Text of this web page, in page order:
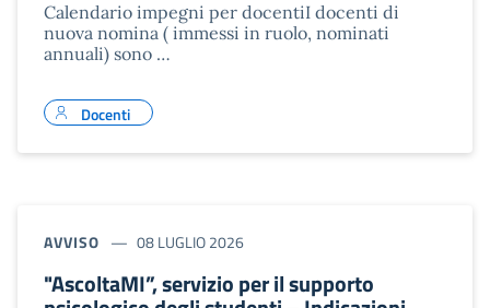
Calendario impegni per docentiI docenti di
nuova nomina ( immessi in ruolo, nominati
annuali) sono …
Docenti
AVVISO 08 LUGLIO 2026
"AscoltaMI”, servizio per il supporto